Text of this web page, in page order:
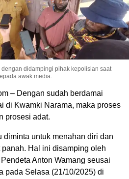
didampingi pihak kepolisian saat
awak media.
– Dengan sudah berdamai
di Kwamki Narama, maka proses
prosesi adat.
diminta untuk menahan diri dan
Hal ini disamping oleh
Anton Wamang seusai
pada Selasa (21/10/2025) di